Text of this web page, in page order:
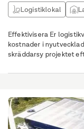
Logistiklokal
Effektivisera Er
kostnader i
skräddarsy projektet